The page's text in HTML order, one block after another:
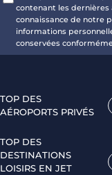
contenant les dernières
connaissance de notre
informations
conservées
TOP DES
AÉROPORTS PRIVÉS
TOP DES
DESTINATIONS
LOISIRS EN JET